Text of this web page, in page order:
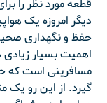
قطعه مورد نظر را
حفظ و نگهداری
اهمیت بسیار زیادی
مسافرینی است که
گیرد. از این رو یک